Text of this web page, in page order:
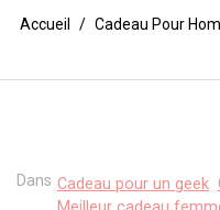
Accueil Cadeau Pour
Dans Cadeau pour un geek